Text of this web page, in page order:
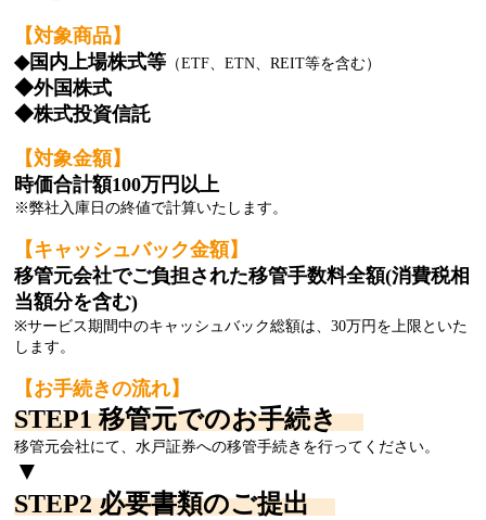
【対象商品】
◆国内上場株式等 （ETF、ETN、REIT等を含む）
◆外国株式
◆株式投資信託
【対象金額】
時価合計額100万円以上
※弊社入庫日の終値で計算いたします。
【キャッシュバック金額】
移管元会社でご負担された移管手数料全額(消費税相
当額分を含む)
※サービス期間中のキャッシュバック総額は、30万円を上限といた
します。
【お手続きの流れ】
STEP1 移管元でのお手続き
移管元会社にて、水戸証券への移管手続きを行ってください。
▼
STEP2 必要書類のご提出